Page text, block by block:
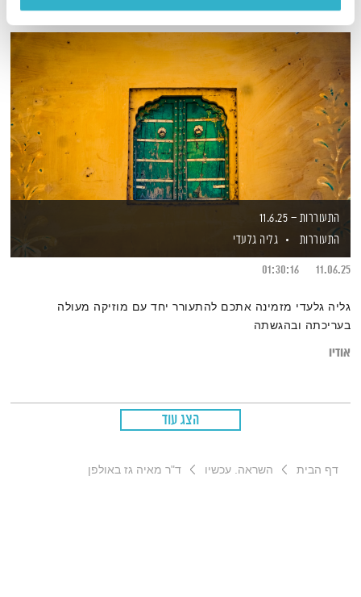
התעוררות – 11.6.25
התעוררות
גליה גלעדי
11.06.25
01:30:16
גליה גלעדי מזמינה אתכם להתעורר יחד עם מוזיקה מעולה
בעריכתה ובהגשתה
אודיו
הצג עוד
דף הבית השראה. עכשיו ד"ר מאיה גז באולפן